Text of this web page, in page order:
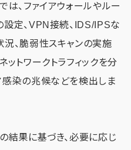
は、ファイアウォールやルー
設定、VPN接続、IDS/IPSな
況、脆弱性スキャンの実施
ットワークトラフィックを分
感染の兆候などを検出しま
結果に基づき、必要に応じ